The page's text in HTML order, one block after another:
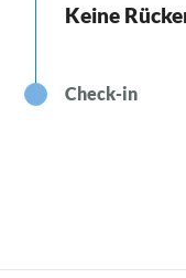
Keine
Check-in